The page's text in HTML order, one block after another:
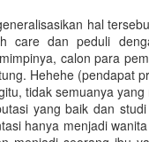
hal
care dan peduli
calon para
Hehehe (pendapat
tidak semuanya
yang baik dan
hanya menjadi